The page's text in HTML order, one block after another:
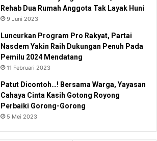
Rehab Dua Rumah Anggota Tak Layak Huni
9 Juni 2023
Luncurkan Program Pro Rakyat, Partai
Nasdem Yakin Raih Dukungan Penuh Pada
Pemilu 2024 Mendatang
11 Februari 2023
Patut Dicontoh…! Bersama Warga, Yayasan
Cahaya Cinta Kasih Gotong Royong
Perbaiki Gorong-Gorong
5 Mei 2023